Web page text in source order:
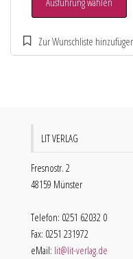
LIT VERLAG
Fresnostr. 2
48159 Münster
Telefon: 0251 62032 0
Fax: 0251 231972
eMail: lit@lit-verlag.de